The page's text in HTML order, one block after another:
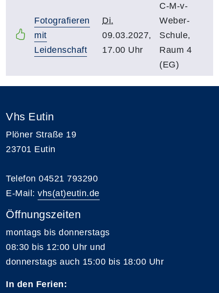
Fotografieren
mit
Leidenschaft
Di.
09.03.2027,
17.00 Uhr
C-M-v-
Weber-
Schule,
Raum 4
(EG)
Vhs Eutin
Plöner Straße 19
23701 Eutin
Telefon 04521 793290
E-Mail: vhs(at)eutin.de
Öffnungszeiten
montags bis donnerstags
08:30 bis 12:00 Uhr und
donnerstags auch 15:00 bis 18:00 Uhr
In den Ferien: